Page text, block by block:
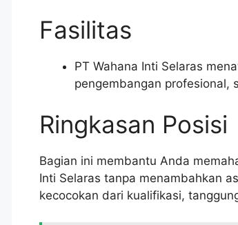
Fasilitas
PT Wahana Inti Selaras
pengembangan profesional,
Ringkasan Posisi
Bagian ini membantu Anda
Inti Selaras tanpa menambahkan
kecocokan dari kualifikasi,